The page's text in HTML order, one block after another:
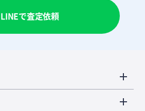
LINEで査定依頼